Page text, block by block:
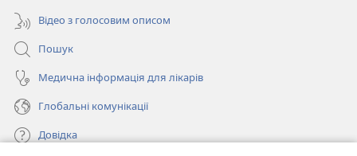
Відео з голосовим описом
Пошук
Медична інформація для лікарів
Глобальні комунікації
Довідка